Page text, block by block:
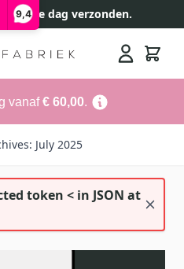
9,4
zelfde dag verzonden.
vanaf€ 60,00.
July 2025
token < in JSON at